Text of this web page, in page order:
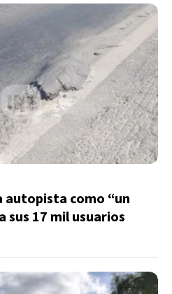
autopista como “un
sus 17 mil usuarios